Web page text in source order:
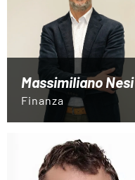
Massimiliano Nesi
Finanza